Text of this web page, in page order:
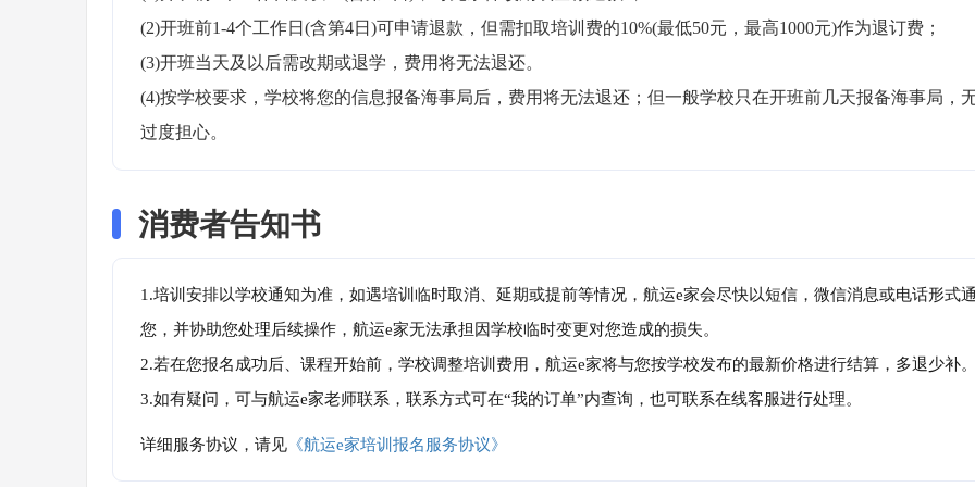
(2)开班前1-4个工作日(含第4日)可申请退款，但需扣取培训费的10%(最低50元，最高1000元)作为退订费；
(3)开班当天及以后需改期或退学，费用将无法退还。
(4)按学校要求，学校将您的信息报备海事局后，费用将无法退还；但一般学校只在开班前几天报备海事局，
过度担心。
消费者告知书
1.培训安排以学校通知为准，如遇培训临时取消、延期或提前等情况，航运e家会尽快以短信，微信消息或电话形式
您，并协助您处理后续操作，航运e家无法承担因学校临时变更对您造成的损失。
2.若在您报名成功后、课程开始前，学校调整培训费用，航运e家将与您按学校发布的最新价格进行结算，多退少补。
3.如有疑问，可与航运e家老师联系，联系方式可在“我的订单”内查询，也可联系在线客服进行处理。
详细服务协议，请见 《航运e家培训报名服务协议》